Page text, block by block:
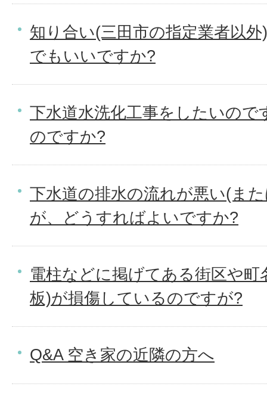
知り合い(三田市の指定業者以
でもいいですか?
下水道水洗化工事をしたいの
のですか?
下水道の排水の流れが悪い(ま
が、どうすればよいですか?
電柱などに掲げてある街区や
板)が損傷しているのですが?
Q&A 空き家の近隣の方へ